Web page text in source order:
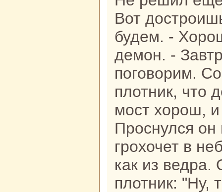
Вот
будем. -
демон. -
поговорим.
плотник, что
мост хорош, и
Проснулся
грохочет в
как из ведpa.
плотник: "Ну,